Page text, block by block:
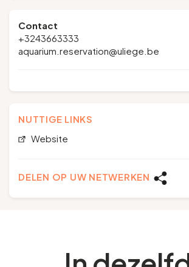
Contact
+3243663333
aquarium.reservation@uliege.be
NUTTIGE LINKS
Website
DELEN OP UW NETWERKEN